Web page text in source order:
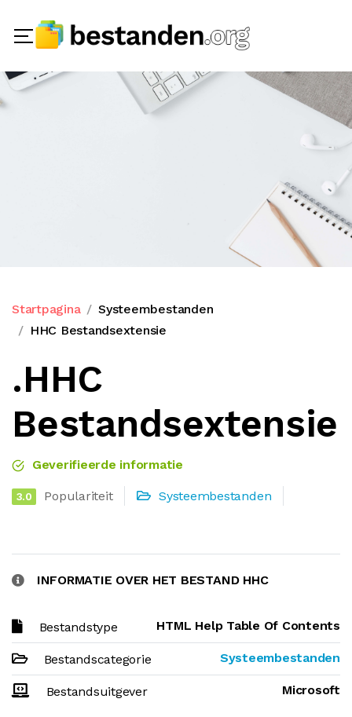
Startpagina
Systeembestanden
HHC Bestandsextensie
.HHC
Bestandsextensie
Geverifieerde informatie
3.0 Populariteit Systeembestanden
INFORMATIE OVER HET BESTAND HHC
Bestandstype HTML Help Table Of Contents
Bestandscategorie Systeembestanden
Bestandsuitgever Microsoft